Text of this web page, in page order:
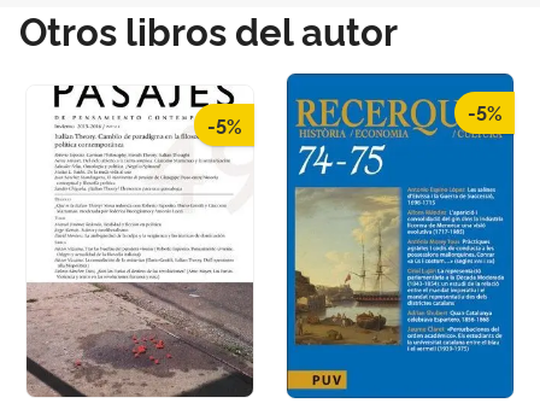
Otros libros del autor
-5% -5%